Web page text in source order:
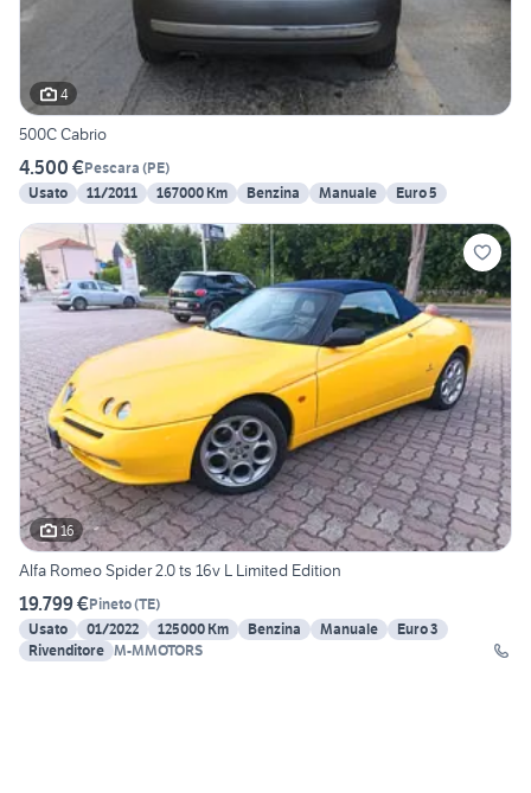
4
500C Cabrio
4.500 €Pescara (PE)
Usato
11/2011 167000 Km Benzina Manuale Euro 5
16
Alfa Romeo Spider 2.0 ts 16v L Limited Edition
19.799 €Pineto(TE)
Usato
01/2022 125000 Km Benzina Manuale
Euro 3
Rivenditore M-MMOTORS